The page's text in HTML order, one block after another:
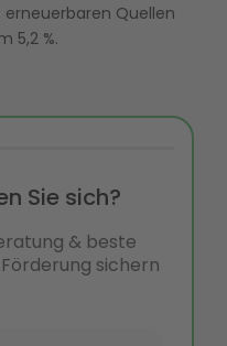
Quellen
5,2 %.